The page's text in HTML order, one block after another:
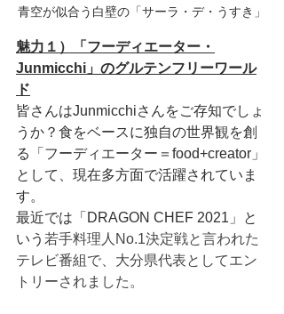
青空が似合う白壁の「サーラ・デ・うすき」
魅力１）「フーディエーター・
Junmicchi」のグルテンフリーワール
ド
皆さんはJunmicchiさんをご存知でしょ
うか？食をベースに独自の世界観を創
る「フーディエーター＝food+creator」
として、現在多方面で活躍されていま
す。
最近では「DRAGON CHEF 2021」と
いう 若手料理人No.1決定戦と言われた
テレビ番組で、大分県代表としてエン
トリーされました。